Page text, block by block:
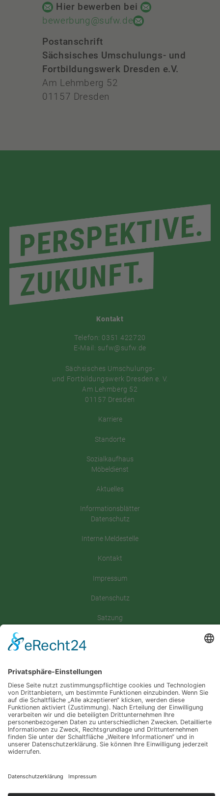
Hier bewerben bei
bewerbung@sufw.de
Postanschrift
Sächsisches Umschulungs- und
Fortbildungswerk Dresden e.V.
Am Lehmberg 52
01157 Dresden
Kontakt
Telefon: 0351 422720
E-Mail: sufw@sufw.de
Sächsisches Umschulungs-
und Fortbildungswerk Dresden e. V.
Am Lehmberg 52
01157 Dresden
Karriere
Standorte
Sozialkaufhaus
Möbeldienst
Aktuelles
Informationsblätter
Datenschutz
Interne Meldestelle
Kontakt
Impressum
Datenschutz
Satzung
Instagram